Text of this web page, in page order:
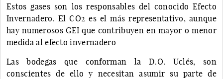
Estos gases son los responsables del conocido Efecto
Invernadero. El CO2 es el más representativo, aunque
hay numerosos GEI que contribuyen en mayor o menor
medida al efecto invernadero
Las bodegas que conforman la D.O. Uclés, son
conscientes de ello y necesitan asumir su parte de